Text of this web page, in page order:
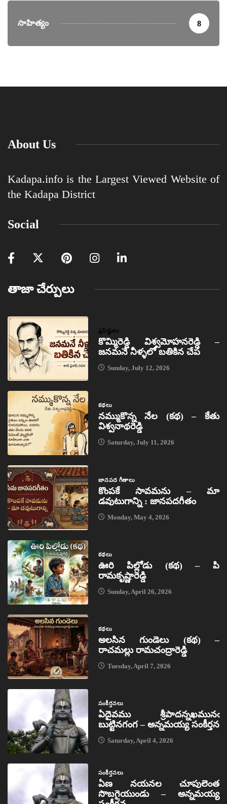
సాహిత్యం 8
About Us
Kadapa.info is the Largest Viewed Website of
the Kadapa District
Social
తాజా చేర్పులు
ప్రసిద్ధులు
కొమ్మిరెడ్డి విశ్వమోహనరెడ్డి –
జనమనే నీళ్ళలో బతికిన చేప
Sunday, July 12, 2026
కథలు
నమ్ముకొన్న నేల (కథ) – కేతు
విశ్వనాథరెడ్డి
Saturday, July 11, 2026
జానపద గీతాలు
కొంపకే సావమను – మా
డవుటుగాన్ని : జానపదగీతం
Monday, May 4, 2026
కథలు
ఊరి పిల్లోడు (కథ) – పి
రామకృష్ణారెడ్డి
Sunday, April 26, 2026
కథలు
అలసిన గుండెలు (కథ) –
రాచమల్లు రామచంద్రారెడ్డి
Tuesday, April 7, 2026
సంకీర్తనలు
ఏదైవము శ్రీపాదన్నఖమునఁ
బుట్టినగంగ – అన్నమయ్య సంకీర్తన
Saturday, April 4, 2026
సంకీర్తనలు
ఏణ నయనల చూపులెంత
సొబగైయుండు – అన్నమయ్య